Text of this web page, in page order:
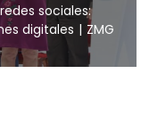
sociales:
digitales
ZMG